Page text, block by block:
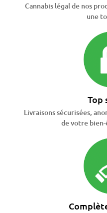
Cannabis légal de nos
une
Top
Livraisons sécurisées,
de votre